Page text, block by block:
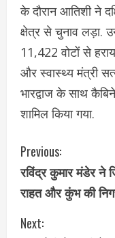
के दौरान आतिशी ने
क्षेत्र से चुनाव लड़ा.
11,422 वोटों से
और स्वास्थ्य मंत्री
भारद्वाज के साथ
शामिल किया गया.
C
o
n
Previous:
रविंद्र कुमार मंडेर ने
राहत और कुंभ की
Next: